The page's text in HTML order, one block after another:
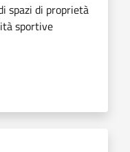
spazi di proprietà
sportive